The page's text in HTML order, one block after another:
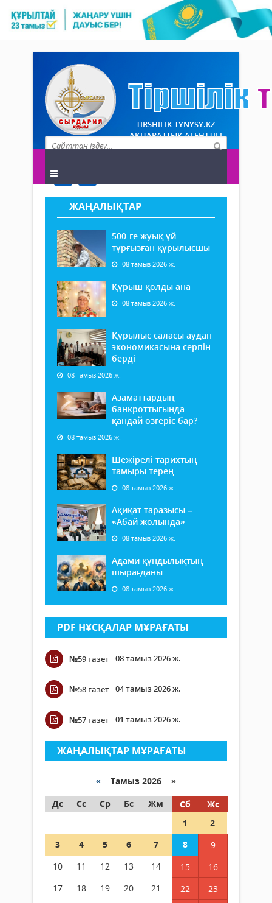
TIRSHILIK-TYNYSY.KZ
АҚПАРАТТЫҚ АГЕНТТІГІ
ЖАҢАЛЫҚТАР
500-ге жуық үй
тұрғызған құрылысшы
08 тамыз 2026 ж.
Құрыш қолды ана
08 тамыз 2026 ж.
Құрылыс саласы аудан
экономикасына серпін
берді
08 тамыз 2026 ж.
Азаматтардың
банкроттығында
қандай өзгеріс бар?
08 тамыз 2026 ж.
Шежірелі тарихтың
тамыры терең
08 тамыз 2026 ж.
Ақиқат таразысы –
«Абай жолында»
08 тамыз 2026 ж.
Адами құндылықтың
шырағданы
08 тамыз 2026 ж.
PDF НҰСҚАЛАР МҰРАҒАТЫ
№59 газет 08 тамыз 2026 ж.
№58 газет 04 тамыз 2026 ж.
№57 газет 01 тамыз 2026 ж.
ЖАҢАЛЫҚТАР МҰРАҒАТЫ
« Тамыз 2026 »
Дс
Сс Ср Бс Жм Сб
Жс
1
2
3
4 5 6 7 8
9
10
11 12 13 14 15
16
17
18 19 20 21 22
23